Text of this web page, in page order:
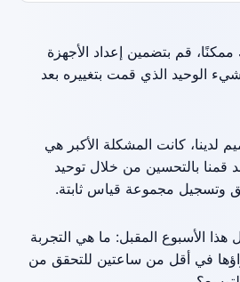
ممكنًا، قم بتضمين إعداد الأجهزة
الوحيد الذي قمت بتغييره بعد
لدينا، كانت المشكلة الأكبر هي
قمنا بالتحسين من خلال توحيد
وتسجيل مجموعة قياس ثابتة.
هذا الأسبوع المقبل: ما هي التجربة
في أقل من ساعتين للتحقق من